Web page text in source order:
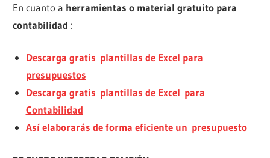
En cuanto a herramientas o material gratuito para
contabilidad :
Descarga gratis plantillas de Excel para
presupuestos
Descarga gratis plantillas de Excel para
Contabilidad
Así elaborarás de forma eficiente un presupuesto